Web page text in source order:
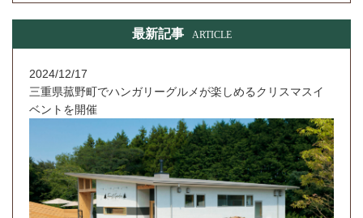
最新記事 ARTICLE
2024/12/17
三重県菰野町でハンガリーグルメが楽しめるクリスマスイ
ベントを開催